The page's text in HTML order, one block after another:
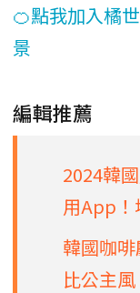
🍊點我加入橘
景
編輯推薦
2024韓
用App！
韓國咖
比公主